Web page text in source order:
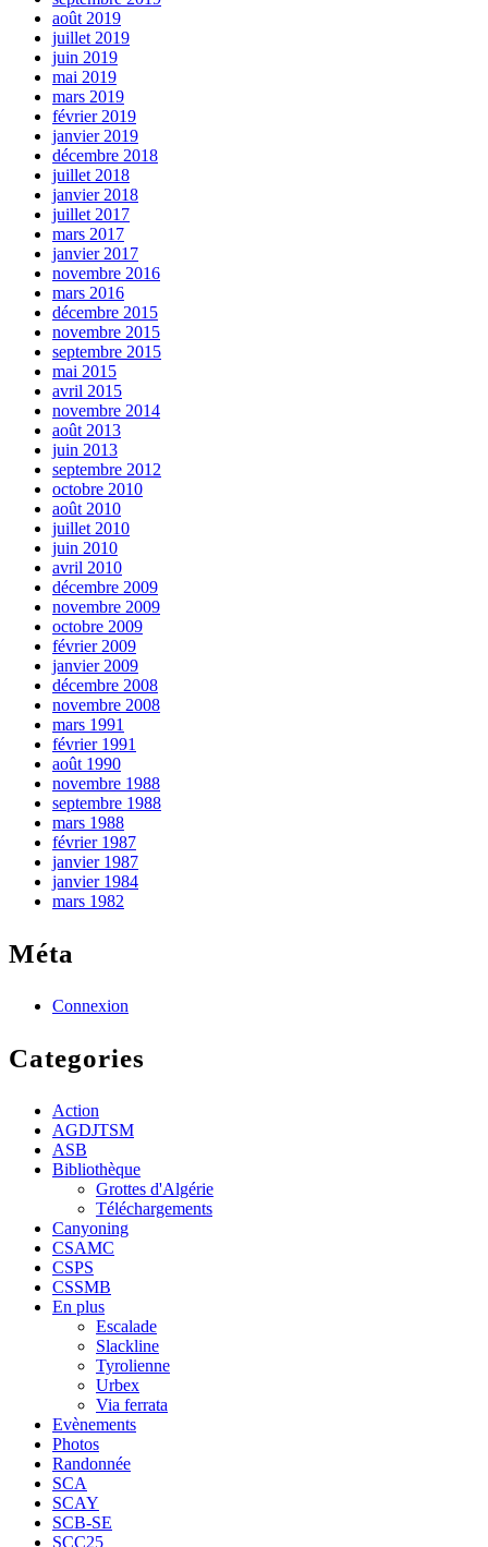
août 2019
juillet 2019
juin 2019
mai 2019
mars 2019
février 2019
janvier 2019
décembre 2018
juillet 2018
janvier 2018
juillet 2017
mars 2017
janvier 2017
novembre 2016
mars 2016
décembre 2015
novembre 2015
septembre 2015
mai 2015
avril 2015
novembre 2014
août 2013
juin 2013
septembre 2012
octobre 2010
août 2010
juillet 2010
juin 2010
avril 2010
décembre 2009
novembre 2009
octobre 2009
février 2009
janvier 2009
décembre 2008
novembre 2008
mars 1991
février 1991
août 1990
novembre 1988
septembre 1988
mars 1988
février 1987
janvier 1987
janvier 1984
mars 1982
Méta
Connexion
Categories
Action
AGDJTSM
ASB
Bibliothèque
Grottes d'Algérie
Téléchargements
Canyoning
CSAMC
CSPS
CSSMB
En plus
Escalade
Slackline
Tyrolienne
Urbex
Via ferrata
Evènements
Photos
Randonnée
SCA
SCAY
SCB-SE
SCC25